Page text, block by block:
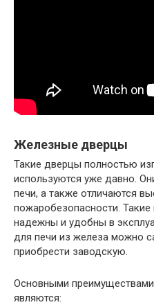
Железные дверцы
Такие дверцы полностью
используются уже давно.
печи, а также отличаются
пожаробезопасности.
надежны и удобны в
для печи из железа можно
приобрести заводскую.
Основными
являются: